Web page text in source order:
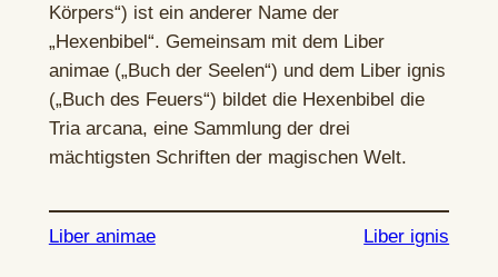
Körpers“) ist ein anderer Name der
„Hexenbibel“. Gemeinsam mit dem Liber
animae („Buch der Seelen“) und dem Liber ignis
(„Buch des Feuers“) bildet die Hexenbibel die
Tria arcana, eine Sammlung der drei
mächtigsten Schriften der magischen Welt.
Liber animae Liber ignis